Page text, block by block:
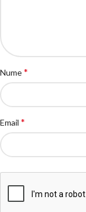
Nume*
Email *